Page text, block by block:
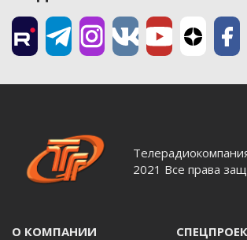
2021 Все права
О КОМПАНИИ